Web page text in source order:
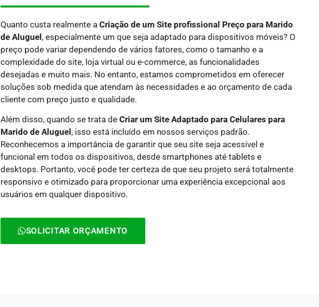
Quanto custa realmente a Criação de um Site profissional Preço para Marido
de Aluguel , especialmente um que seja adaptado para dispositivos móveis? O
preço pode variar dependendo de vários fatores, como o tamanho e a
complexidade do site, loja virtual ou e-commerce, as funcionalidades
desejadas e muito mais. No entanto, estamos comprometidos em oferecer
soluções sob medida que atendam às necessidades e ao orçamento de cada
cliente com preço justo e qualidade.
Além disso, quando se trata de Criar um Site Adaptado para Celulares para
Marido de Aluguel, isso está incluído em nossos serviços padrão.
Reconhecemos a importância de garantir que seu site seja acessível e
funcional em todos os dispositivos, desde smartphones até tablets e
desktops. Portanto, você pode ter certeza de que seu projeto será totalmente
responsivo e otimizado para proporcionar uma experiência excepcional aos
usuários em qualquer dispositivo.
SOLICITAR ORÇAMENTO